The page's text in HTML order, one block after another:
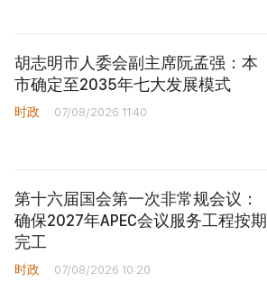
胡志明市人委会副主席阮孟强：本
市确定至2035年七大发展模式
时政 07/08/2026 11:40
第十六届国会第一次非常规会议：
确保2027年APEC会议服务工程按期
完工
时政 07/08/2026 10:20